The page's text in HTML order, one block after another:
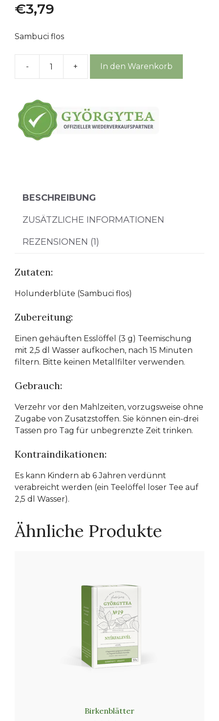
€3,79
Sambuci flos
-
Holunderblüte
+ In den Warenkorb
BESCHREIBUNG
ZUSÄTZLICHE INFORMATIONEN
REZENSIONEN (1)
Zutaten:
Holunderblüte (Sambuci flos)
Zubereitung:
Einen gehäuften Esslöffel (3 g) Teemischung
mit 2,5 dl Wasser aufkochen, nach 15 Minuten
filtern. Bitte keinen Metallfilter verwenden.
Gebrauch:
Verzehr vor den Mahlzeiten, vorzugsweise ohne
Zugabe von Zusatzstoffen. Sie können ein-drei
Tassen pro Tag für unbegrenzte Zeit trinken.
Kontraindikationen:
Es kann Kindern ab 6 Jahren verdünnt
verabreicht werden (ein Teelöffel loser Tee auf
2,5 dl Wasser).
Ähnliche Produkte
Birkenblätter